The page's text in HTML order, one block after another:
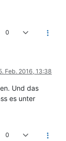
0
Feb. 2016, 13:38
Und das
es unter
0